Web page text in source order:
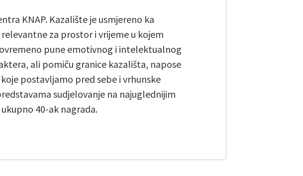
KNAP. Kazalište je usmjereno ka
za prostor i vrijeme u kojem
pune emotivnog i intelektualnog
ali pomiču granice kazališta, napose
postavljamo pred sebe i vrhunske
sudjelovanje na najuglednijim
40-ak nagrada.